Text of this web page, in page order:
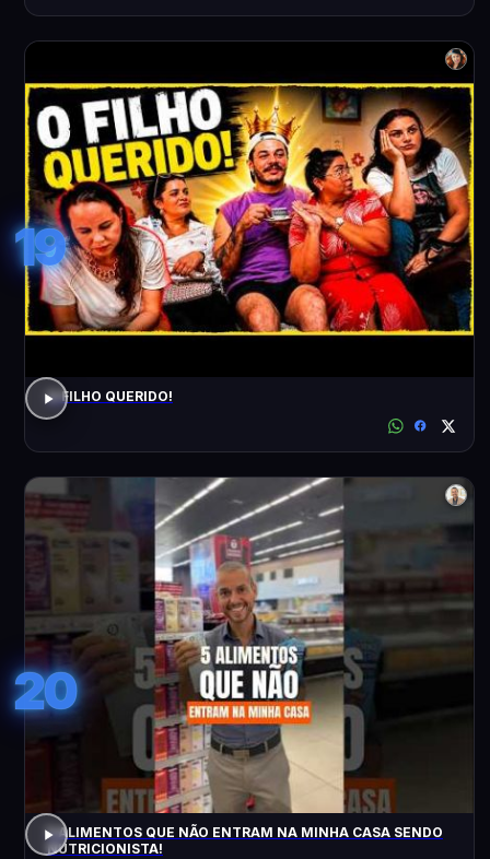
19
O FILHO QUERIDO!
20
5 ALIMENTOS QUE NÃO ENTRAM NA MINHA CASA SENDO
NUTRICIONISTA!